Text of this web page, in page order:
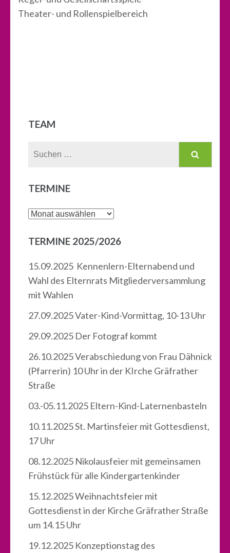
Theater- und Rollenspielbereich
TEAM
TERMINE
Termine
TERMINE 2025/2026
15.09.2025 Kennenlern-Elternabend und
Wahl des Elternrats Mitgliederversammlung
mit Wahlen
27.09.2025 Vater-Kind-Vormittag, 10-13 Uhr
29.09.2025 Der Fotograf kommt
26.10.2025 Verabschiedung von Frau Dähnick
(Pfarrerin) 10 Uhr in der KIrche Gräfrather
Straße
03.-05.11.2025 Eltern-Kind-Laternenbasteln
10.11.2025 St. Martinsfeier mit Gottesdienst,
17 Uhr
08.12.2025 Nikolausfeier mit gemeinsamen
Frühstück für alle Kindergartenkinder
15.12.2025 Weihnachtsfeier mit
Gottesdienst in der Kirche Gräfrather Straße
um 14.15 Uhr
19.12.2025 Konzeptionstag des